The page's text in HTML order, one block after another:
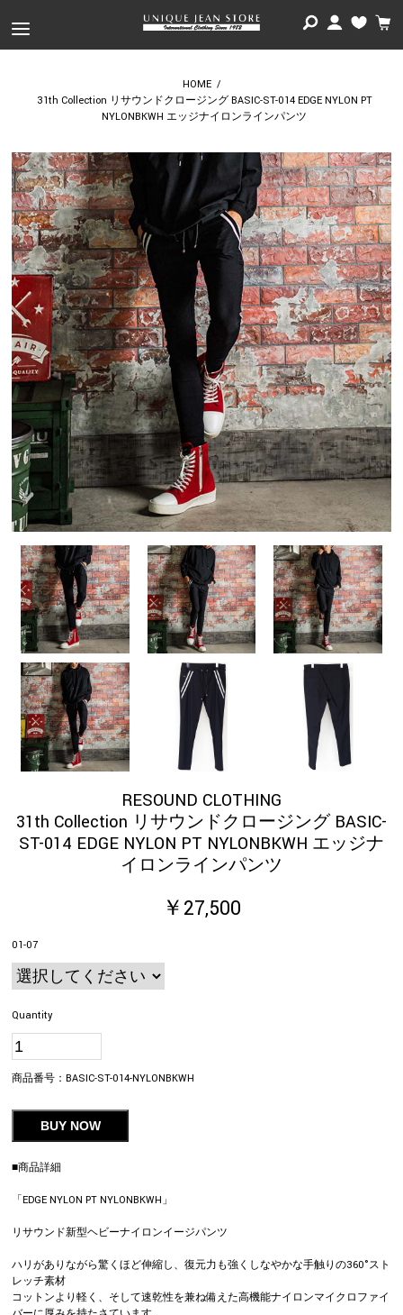
HOME /
31th Collection リサウンドクロージング BASIC-ST-014 EDGE NYLON PT
NYLONBKWH エッジナイロンラインパンツ
RESOUND CLOTHING
31th Collection リサウンドクロージング BASIC-
ST-014 EDGE NYLON PT NYLONBKWH エッジナ
イロンラインパンツ
￥27,500
01-07
Quantity
商品番号：BASIC-ST-014-NYLONBKWH
BUY NOW
■商品詳細
「EDGE NYLON PT NYLONBKWH」
リサウンド新型ヘビーナイロンイージパンツ
ハリがありながら驚くほど伸縮し、復元力も強くしなやかな手触りの360°スト
レッチ素材
コットンより軽く、そして速乾性を兼ね備えた高機能ナイロンマイクロファイ